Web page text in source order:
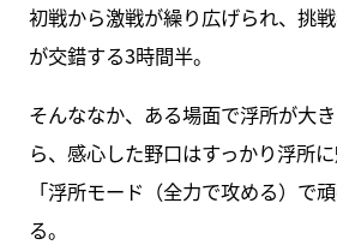
初戦から激戦が繰り広げられ、挑
が交錯する3時間半。
そんななか、ある場面で浮所が大
ら、感心した野口はすっかり浮所
「浮所モード（全力で攻める）で
る。